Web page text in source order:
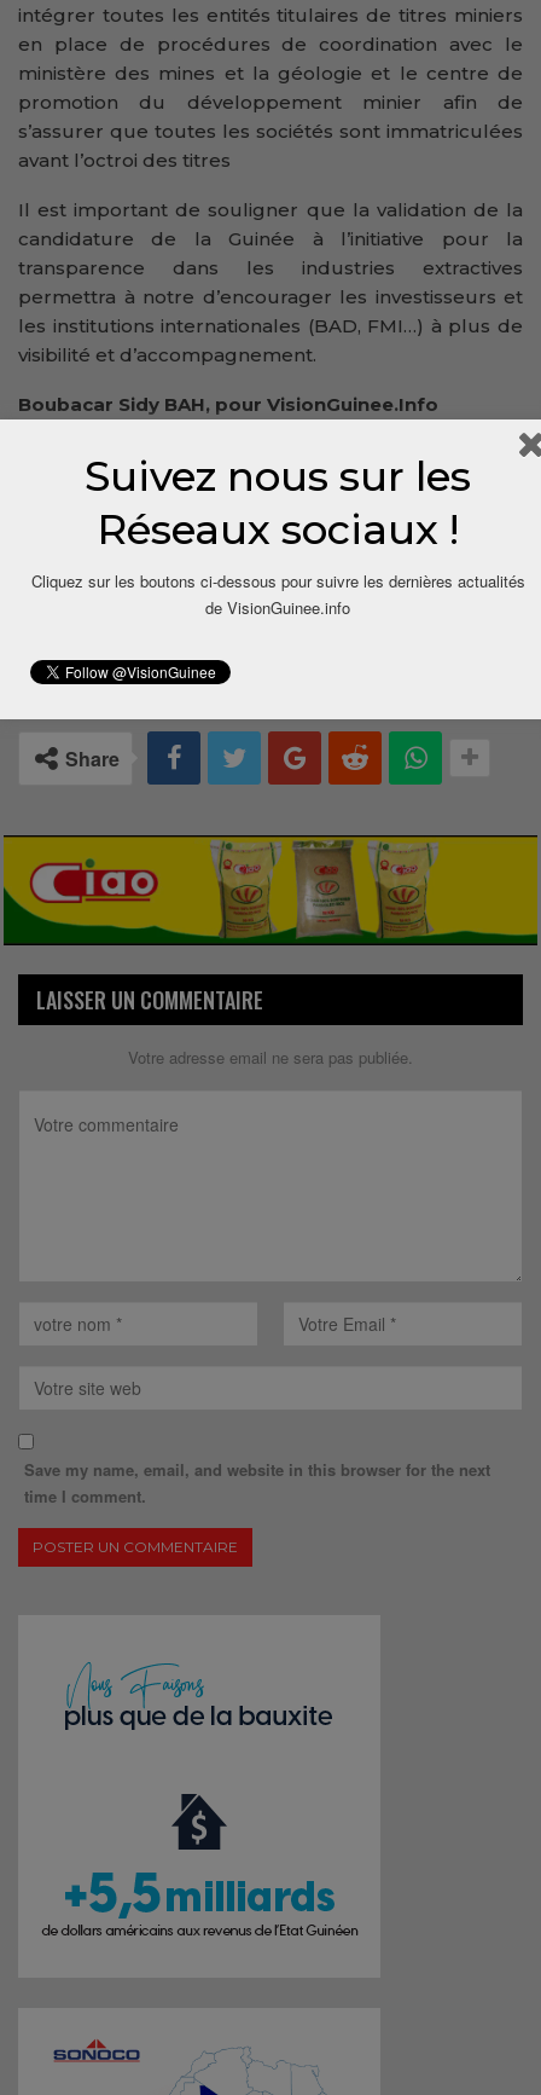
intégrer toutes les entités titulaires de titres miniers
en place de procédures de coordination avec le
ministère des mines et la géologie et le centre de
promotion du développement minier afin de
s’assurer que toutes les sociétés sont immatriculées
avant l’octroi des titres
Il est important de souligner que la validation de la
candidature de la Guinée à l’initiative pour la
transparence dans les industries extractives
permettra à notre d’encourager les investisseurs et
les institutions internationales (BAD, FMI…) à plus de
visibilité et d’accompagnement.
Boubacar Sidy BAH, pour VisionGuinee.Info
00224 628 32 85 65
Share
LAISSER UN COMMENTAIRE
Votre adresse email ne sera pas publiée.
Save my name, email, and website in this browser for the next
time I comment.
Suivez nous sur les
Réseaux sociaux !
Cliquez sur les boutons ci-dessous pour suivre les dernières actualités
de VisionGuinee.info